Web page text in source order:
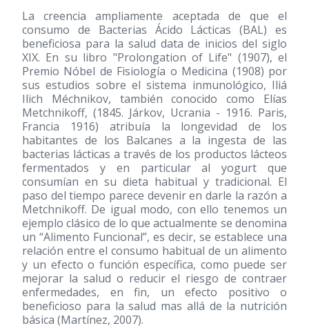
La creencia ampliamente aceptada de que el
consumo de Bacterias Ácido Lácticas (BAL) es
beneficiosa para la salud data de inicios del siglo
XIX. En su libro "Prolongation of Life" (1907), el
Premio Nóbel de Fisiología o Medicina (1908) por
sus estudios sobre el sistema inmunológico, Iliá
Ilich Méchnikov, también conocido como Elías
Metchnikoff, (1845. Járkov, Ucrania - 1916. Paris,
Francia 1916) atribuía la longevidad de los
habitantes de los Balcanes a la ingesta de las
bacterias lácticas a través de los productos lácteos
fermentados y en particular al yogurt que
consumían en su dieta habitual y tradicional. El
paso del tiempo parece devenir en darle la razón a
Metchnikoff. De igual modo, con ello tenemos un
ejemplo clásico de lo que actualmente se denomina
un “Alimento Funcional”, es decir, se establece una
relación entre el consumo habitual de un alimento
y un efecto o función específica, como puede ser
mejorar la salud o reducir el riesgo de contraer
enfermedades, en fin, un efecto positivo o
beneficioso para la salud mas allá de la nutrición
básica (Martínez, 2007).